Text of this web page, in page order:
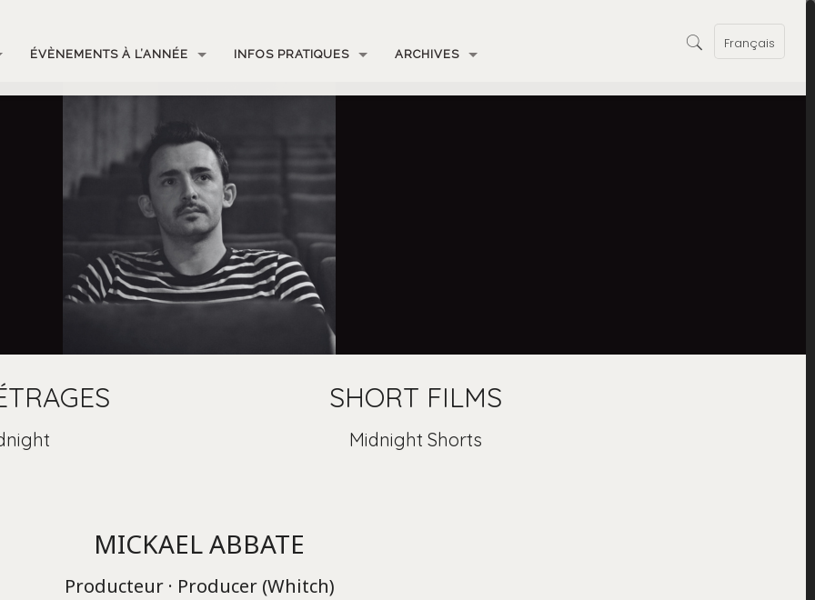
ÉVÈNEMENTS À L’ANNÉE INFOS PRATIQUES ARCHIVES
Français
SHORT FILMS
Midnight Shorts
MICKAEL ABBATE
Producteur · Producer (Whitch)